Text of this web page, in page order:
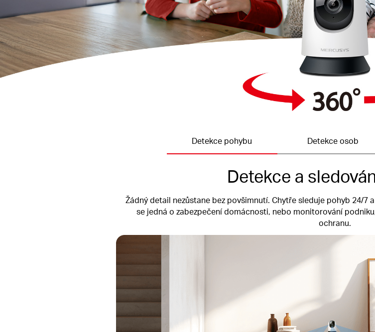
Detekce pohybu Detekce osob
Detekce a
Žádný detail nezůstane bez povšimnutí. Chytře sleduje pohyb 24/7
se jedná o zabezpečení domácnosti, nebo monitorování
ochranu.